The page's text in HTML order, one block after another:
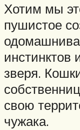
Хотим мы
пушистое
инстинктов
зверя.
свою
чужака.